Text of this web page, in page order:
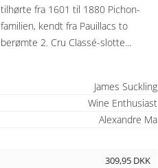
tilhørte fra 1601 til 1880 Pichon-
familien, kendt fra Pauillacs to
berømte 2. Cru Classé-slotte...
James Suckling
Wine Enthusiast
Alexandre Ma
309,95 DKK